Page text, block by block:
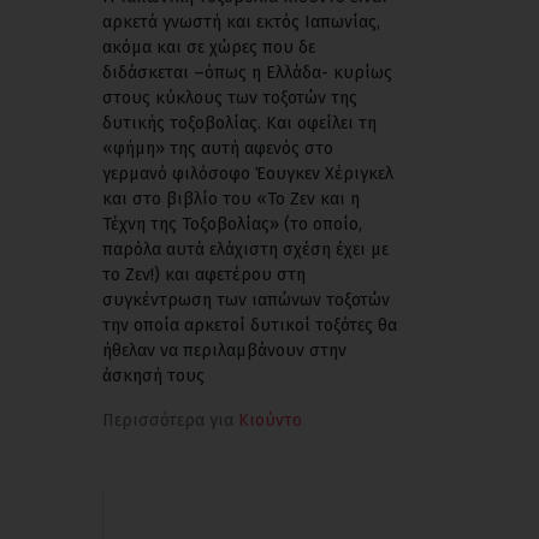
αρκετά γνωστή και εκτός Ιαπωνίας,
ακόμα και σε χώρες που δε
διδάσκεται –όπως η Ελλάδα- κυρίως
στους κύκλους των τοξοτών της
δυτικής τοξοβολίας. Και οφείλει τη
«φήμη» της αυτή αφενός στο
γερμανό φιλόσοφο Έουγκεν Χέριγκελ
και στο βιβλίο του «Το Ζεν και η
Τέχνη της Τοξοβολίας» (το οποίο,
παρόλα αυτά ελάχιστη σχέση έχει με
το Ζεν!) και αφετέρου στη
συγκέντρωση των ιαπώνων τοξοτών
την οποία αρκετοί δυτικοί τοξότες θα
ήθελαν να περιλαμβάνουν στην
άσκησή τους
Περισσότερα για Κιούντο